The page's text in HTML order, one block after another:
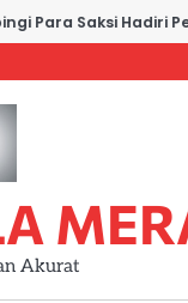
Para Saksi Hadiri
Akurat